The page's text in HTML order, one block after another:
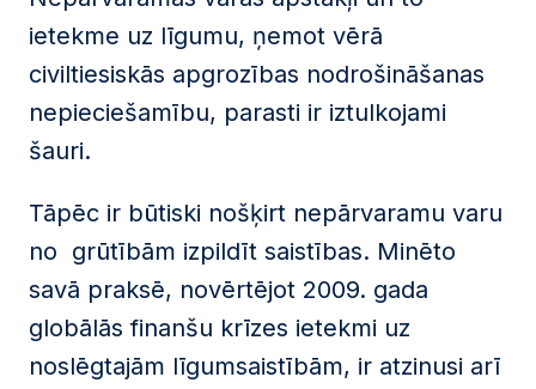
ietekme uz līgumu, ņemot vērā
civiltiesiskās apgrozības nodrošināšanas
nepieciešamību, parasti ir iztulkojami
šauri.
Tāpēc ir būtiski nošķirt nepārvaramu varu
no grūtībām izpildīt saistības. Minēto
savā praksē, novērtējot 2009. gada
globālās finanšu krīzes ietekmi uz
noslēgtajām līgumsaistībām, ir atzinusi arī